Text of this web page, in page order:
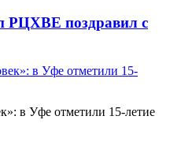
РЦХВЕ поздравил с
в Уфе отметили 15-летие